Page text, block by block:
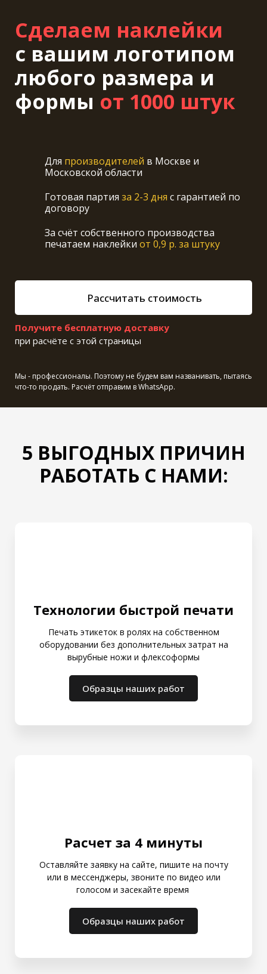
Сделаем наклейки
с вашим логотипом
любого размера и
формы от 1000 штук
Для производителей в Москве и
Московской области
Готовая партия за 2-3 дня с гарантией по
договору
За счёт собственного производства
печатаем наклейки от 0,9 р. за штуку
Рассчитать стоимость
Получите бесплатную доставку
при расчёте с этой страницы
Мы - профессионалы. Поэтому не будем вам названивать, пытаясь
что-то продать. Расчёт отправим в WhatsApp.
5 ВЫГОДНЫХ ПРИЧИН
РАБОТАТЬ С НАМИ:
Технологии быстрой печати
Печать этикеток в ролях на собственном
оборудовании без дополнительных затрат на
вырубные ножи и флексоформы
Образцы наших работ
Расчет за 4 минуты
Оставляйте заявку на сайте, пишите на почту
или в мессенджеры, звоните по видео или
голосом и засекайте время
Образцы наших работ